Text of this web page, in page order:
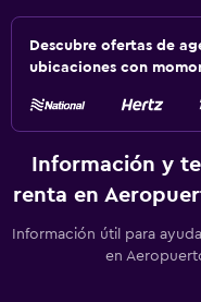
Descubre ofertas de
ubicaciones con
Información y
renta en
Información útil para
en